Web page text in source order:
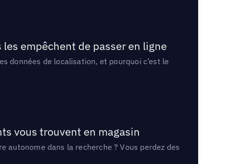
empêchent de passer en ligne
données de localisation, et pourquoi c’est le
vous trouvent en magasin
autonome dans la recherche ? Vous perdez des